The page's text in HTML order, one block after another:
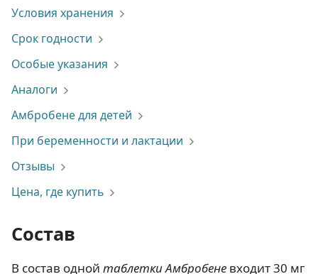
Условия хранения
Срок годности
Особые указания
Аналоги
Амбробене для детей
При беременности и лактации
Отзывы
Цена, где купить
Состав
В состав одной таблетки Амбробене входит 30 мг